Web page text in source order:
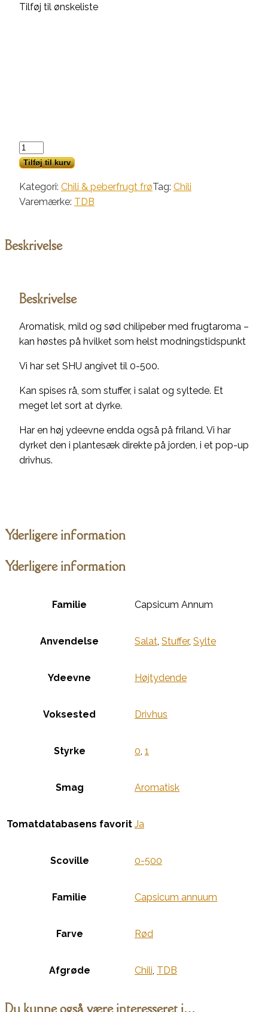
Tilføj til ønskeliste
Lombardo
antal
Tilføj til kurv
Kategori: Chili & peberfrugt frøTag: Chili
Varemærke: TDB
Beskrivelse
Beskrivelse
Aromatisk, mild og sød chilipeber med frugtaroma –
kan høstes på hvilket som helst modningstidspunkt
Vi har set SHU angivet til 0-500.
Kan spises rå, som stuffer, i salat og syltede. Et
meget let sort at dyrke.
Har en høj ydeevne endda også på friland. Vi har
dyrket den i plantesæk direkte på jorden, i et pop-up
drivhus.
Yderligere information
Yderligere information
Familie Capsicum Annum
Anvendelse Salat, Stuffer, Sylte
Ydeevne Højtydende
Voksested Drivhus
Styrke 0, 1
Smag Aromatisk
Tomatdatabasens favorit Ja
Scoville 0-500
Familie Capsicum annuum
Farve Rød
Afgrøde Chili, TDB
Du kunne også være interesseret i…